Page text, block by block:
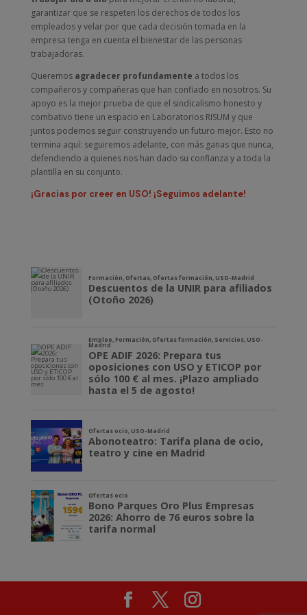
garantizar que se respeten los derechos de todos los
empleados y velar por que cada decisión tomada en la
empresa tenga en cuenta el bienestar de las personas
trabajadoras.
Queremos agradecer profundamente a todos los
compañeros y compañeras que han confiado en nosotros. Su
apoyo es la mejor prueba de que el sindicalismo honesto y
combativo tiene un espacio en Laboratorios RISUM y que
juntos podemos seguir construyendo un futuro mejor. Esto no
termina aquí: seguiremos adelante, con más ganas que nunca,
defendiendo a quienes nos han dado su confianza y a toda la
plantilla en su conjunto.
¡Gracias por creer en USO! ¡Seguimos adelante!